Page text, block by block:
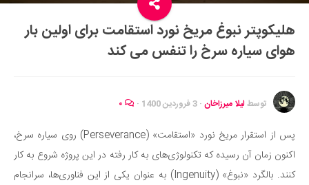
سفر و گردشگری
ایران گردی
جهان گردی
موفقیت و مهارت‌های فردی
تغذیه سالم
بهداشت
هلیکوپتر نبوغ مریخ نورد استقامت برای اولین بار
هوای سیاره سرخ را تنفس می کند
توسطلیلا میرزاخان · 3 فروردین 1400 ·
پس از استقرار مریخ نورد «استقامت» (Perseverance) روی سیاره سرخ،
اکنون زمان آن رسیده که تکنولوژی‌های به کار رفته در این پروژه شروع به کار
کنند. بالگرد «نبوغ» (Ingenuity) به عنوان یکی از این فناوری‌ها، سرانجام